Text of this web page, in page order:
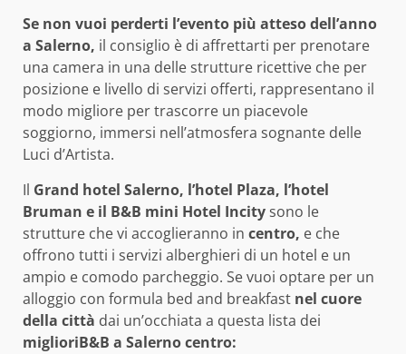
Se non vuoi perderti l’evento più atteso dell’anno
a Salerno, il consiglio è di affrettarti per prenotare
una camera in una delle strutture ricettive che per
posizione e livello di servizi offerti, rappresentano il
modo migliore per trascorre un piacevole
soggiorno, immersi nell’atmosfera sognante delle
Luci d’Artista.
Il Grand hotel Salerno, l’hotel Plaza, l’hotel
Bruman e il B&B mini Hotel Incitysono le
strutture che vi accoglieranno in centro, e che
offrono tutti i servizi alberghieri di un hotel e un
ampio e comodo parcheggio. Se vuoi optare per un
alloggio con formula bed and breakfast nel cuore
della città dai un’occhiata a questa lista dei
miglioriB&B a Salerno centro: